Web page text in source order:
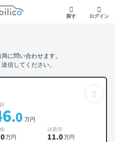
モビリコ
探す ログイン
に問い合わせます。
信してください。
.0 万円
万円
諸費用
11.0万円